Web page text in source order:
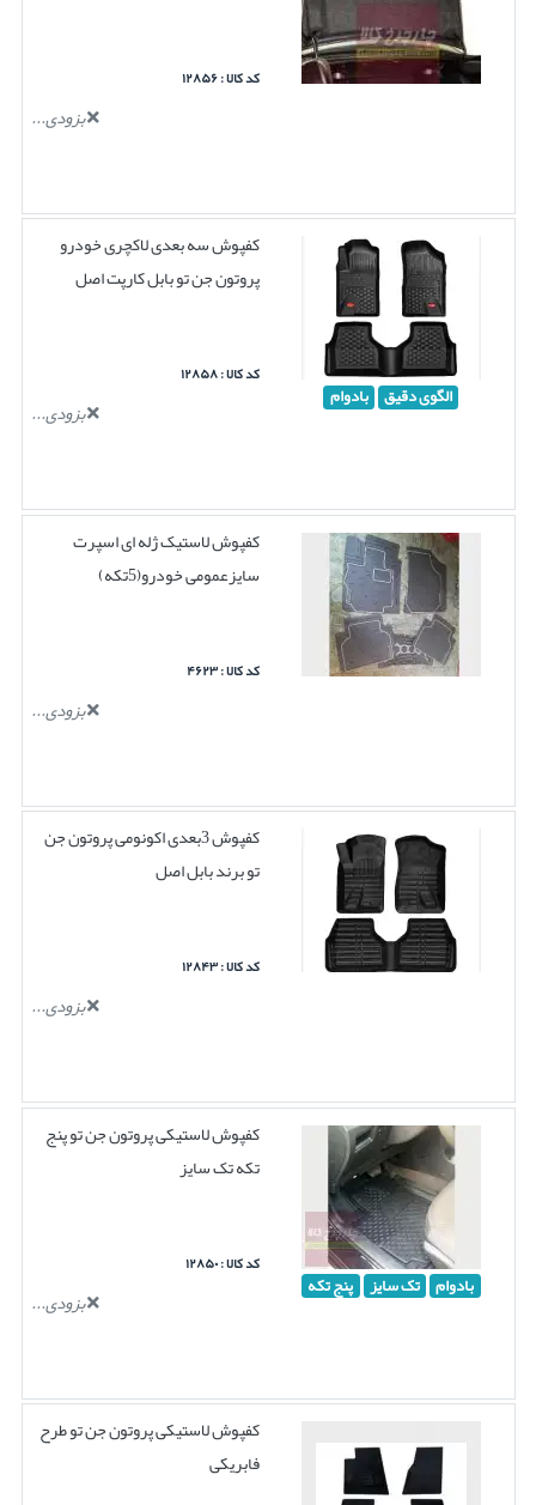
کد کالا : ۱۲۸۵۶
بزودی...
الگوی دقیق بادوام
کفپوش سه بعدی لاکچری خودرو
پروتون جن تو بابل کارپت اصل
کد کالا : ۱۲۸۵۸
بزودی...
کفپوش لاستیک ژله ای اسپرت
سایزعمومی خودرو(5تکه)
کد کالا : ۴۶۲۳
بزودی...
کفپوش 3بعدی اکونومی پروتون جن
تو برند بابل اصل
کد کالا : ۱۲۸۴۳
بزودی...
بادوام تک سایز پنج تکه
کفپوش لاستیکی پروتون جن تو پنج
تکه تک سایز
کد کالا : ۱۲۸۵۰
بزودی...
کفپوش لاستیکی پروتون جن تو طرح
فابریکی